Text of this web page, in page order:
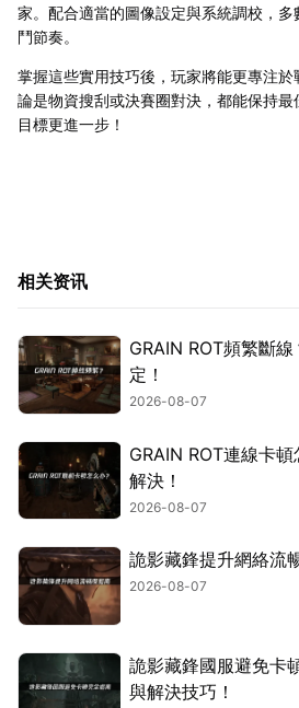
家。配合適當的圖像設定與系統調校，
鬥節奏。
掌握這些實用技巧後，玩家將能更專注
論是物資搜刮或決賽圈對決，都能保持
目標更進一步！
相关资讯
GRAIN ROT頻繁斷
定！
2026-08-07
GRAIN ROT連線卡
解決！
2026-08-07
詭影藏鋒提升網絡流
2026-08-07
詭影藏鋒國服避免卡
與解決技巧！